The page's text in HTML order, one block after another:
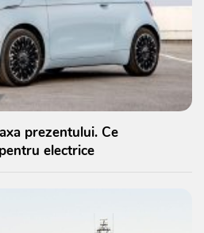
prezentului. Ce
electrice